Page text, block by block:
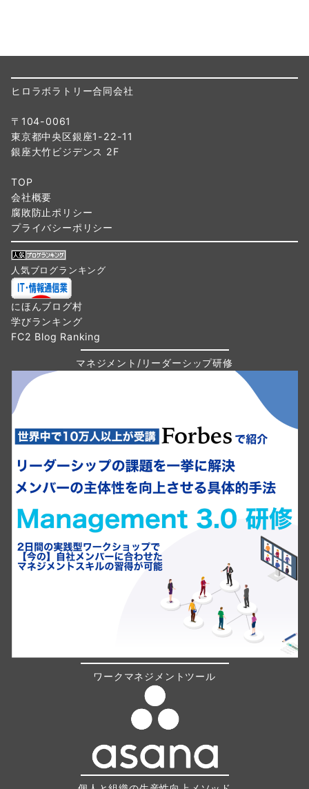
ヒロラボラトリー合同会社
〒104-0061
東京都中央区銀座1-22-11
銀座大竹ビジデンス 2F
TOP
会社概要
腐敗防止ポリシー
プライバシーポリシー
人気ブログランキング
にほんブログ村
学びランキング
FC2 Blog Ranking
マネジメント/リーダーシップ研修
ワークマネジメントツール